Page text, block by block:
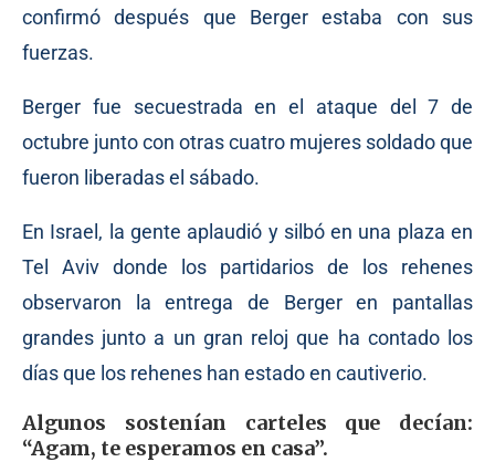
confirmó después que Berger estaba con sus
fuerzas.
Berger fue secuestrada en el ataque del 7 de
octubre junto con otras cuatro mujeres soldado que
fueron liberadas el sábado.
En Israel, la gente aplaudió y silbó en una plaza en
Tel Aviv donde los partidarios de los rehenes
observaron la entrega de Berger en pantallas
grandes junto a un gran reloj que ha contado los
días que los rehenes han estado en cautiverio.
Algunos sostenían carteles que decían:
“Agam, te esperamos en casa”.